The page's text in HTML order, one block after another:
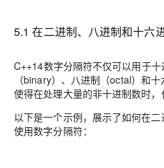
5.1 在二进制、八进制和十六
C++14数字分隔符不仅可以用于
（binary）、八进制（octal）和
使得在处理大量的非十进制数时，
以下是一个示例，展示了如何在
使用数字分隔符：